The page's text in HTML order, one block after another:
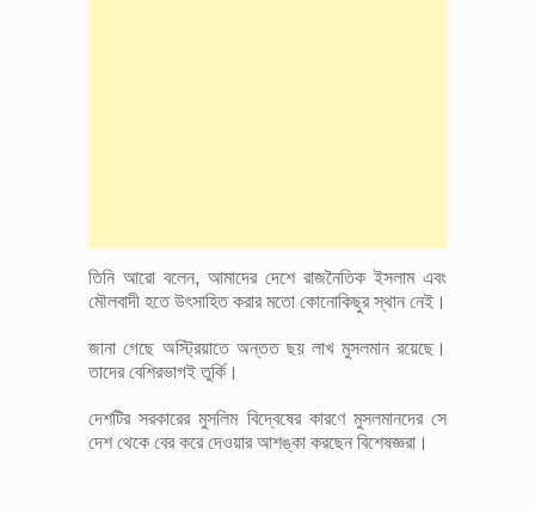
তিনি আরো বলেন, আমাদের দেশে রাজনৈতিক ইসলাম এবং
মৌলবাদী হতে উৎসাহিত করার মতো কোনোকিছুর স্থান নেই।
জানা গেছে অস্ট্রিয়াতে অন্তত ছয় লাখ মুসলমান রয়েছে।
তাদের বেশিরভাগই তুর্কি।
দেশটির সরকারের মুসলিম বিদ্বেষের কারণে মুসলমানদের সে
দেশ থেকে বের করে দেওয়ার আশঙ্কা করছেন বিশেষজ্ঞরা।